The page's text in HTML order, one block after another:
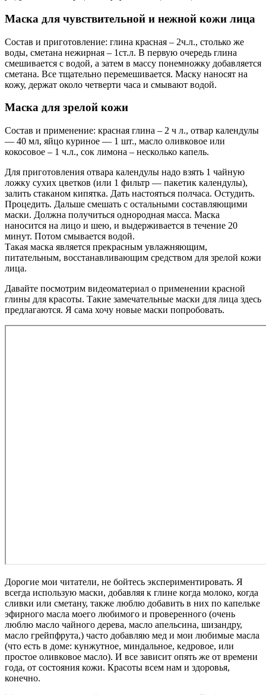
Маска для чувствительной и нежной кожи лица
Состав и приготовление: глина красная – 2ч.л., столько же
воды, сметана нежирная – 1ст.л. В первую очередь глина
смешивается с водой, а затем в массу понемножку добавляется
сметана. Все тщательно перемешивается. Маску наносят на
кожу, держат около четверти часа и смывают водой.
Маска для зрелой кожи
Состав и применение: красная глина – 2 ч л., отвар календулы
— 40 мл, яйцо куриное — 1 шт., масло оливковое или
кокосовое – 1 ч.л., сок лимона – несколько капель.
Для приготовления отвара календулы надо взять 1 чайную
ложку сухих цветков (или 1 фильтр — пакетик календулы),
залить стаканом кипятка. Дать настояться полчаса. Остудить.
Процедить. Дальше смешать с остальными составляющими
маски. Должна получиться однородная масса. Маска
наносится на лицо и шею, и выдерживается в течение 20
минут. Потом смывается водой.
Такая маска является прекрасным увлажняющим,
питательным, восстанавливающим средством для зрелой кожи
лица.
Давайте посмотрим видеоматериал о применении красной
глины для красоты. Такие замечательные маски для лица здесь
предлагаются. Я сама хочу новые маски попробовать.
Дорогие мои читатели, не бойтесь экспериментировать. Я
всегда использую маски, добавляя к глине когда молоко, когда
сливки или сметану, также люблю добавить в них по капельке
эфирного масла моего любимого и проверенного (очень
люблю масло чайного дерева, масло апельсина, шизандру,
масло грейпфрута,) часто добавляю мед и мои любимые масла
(что есть в доме: кунжутное, миндальное, кедровое, или
простое оливковое масло). И все зависит опять же от времени
года, от состояния кожи. Красоты всем нам и здоровья,
конечно.